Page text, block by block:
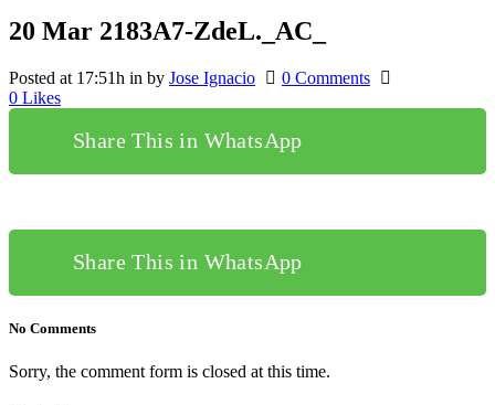
20 Mar 2183A7-ZdeL._AC_
Posted at 17:51h in by Jose Ignacio
0 Comments
0 Likes
Share This in WhatsApp
Share This in WhatsApp
No Comments
Sorry, the comment form is closed at this time.